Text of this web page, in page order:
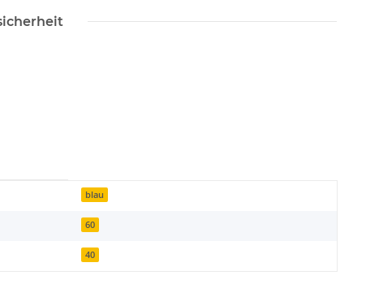
blau
60
40